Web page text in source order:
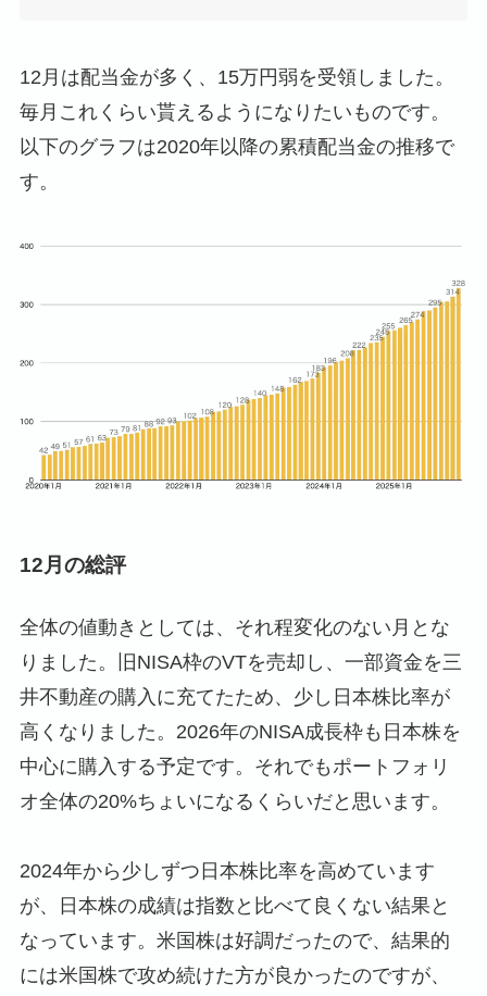
12月は配当金が多く、15万円弱を受領しました。
毎月これくらい貰えるようになりたいものです。
以下のグラフは2020年以降の累積配当金の推移で
す。
12月の総評
全体の値動きとしては、それ程変化のない月とな
りました。旧NISA枠のVTを売却し、一部資金を三
井不動産の購入に充てたため、少し日本株比率が
高くなりました。2026年のNISA成長枠も日本株を
中心に購入する予定です。それでもポートフォリ
オ全体の20%ちょいになるくらいだと思います。
2024年から少しずつ日本株比率を高めています
が、日本株の成績は指数と比べて良くない結果と
なっています。米国株は好調だったので、結果的
には米国株で攻め続けた方が良かったのですが、